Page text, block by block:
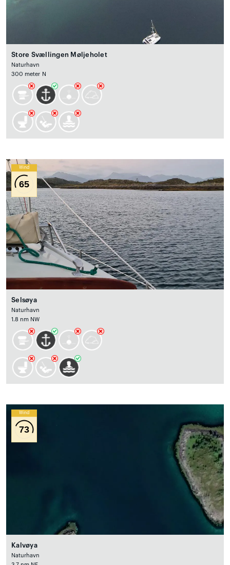
Store Svællingen Møljeholet
Naturhavn
300 meter N
Wind
65
Selsøya
Naturhavn
1.8 nm NW
Wind
73
Kalvøya
Naturhavn